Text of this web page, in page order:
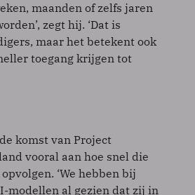
maanden of zelfs jaren
zegt hij. ‘Dat is
maar het betekent ook
toegang krijgen tot
komst van Project
vooral aan hoe snel die
‘We hebben bij
modellen al gezien dat zij in